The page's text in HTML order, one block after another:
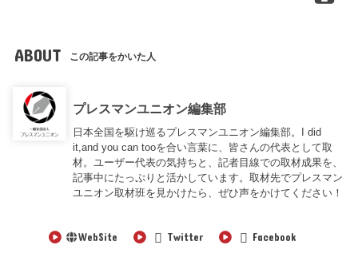
ABOUT この記事をかいた人
プレスマンユニオン編集部
日本全国を駆け巡るプレスマンユニオン編集部。I did
it,and you can tooを合い言葉に、皆さんの代表として取
材。ユーザー代表の気持ちと、記者目線での取材成果を、
記事中にたっぷりと活かしています。取材先でプレスマン
ユニオン取材班を見かけたら、ぜひ声をかけてください！
WebSite Twitter Facebook